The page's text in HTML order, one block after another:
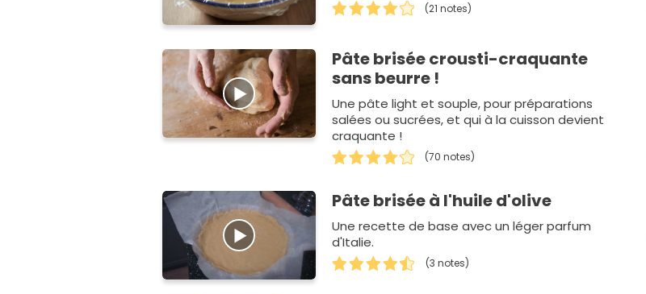
(21 notes)
Pâte brisée crousti-craquante
sans beurre !
Une pâte light et souple, pour préparations
salées ou sucrées, et qui à la cuisson devient
craquante !
(70 notes)
Pâte brisée à l'huile d'olive
Une recette de base avec un léger parfum
d'Italie.
(3 notes)